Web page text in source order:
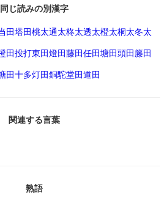
同じ読みの別漢字
田塔田桃太通太柊太透太橙太桐太冬太
田投打東田燈田藤田任田塘田頭田籐田
田十多灯田銅駝堂田道田
関連する言葉
熟語